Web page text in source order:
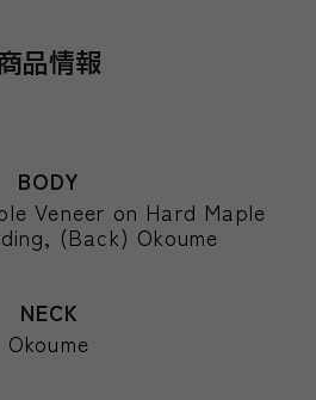
品情報
BODY
Veneer on Hard Maple
(Back) Okoume
NECK
Okoume